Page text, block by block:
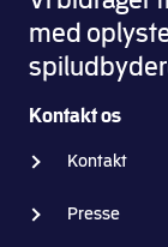
med
Kontakt os
Kontakt
Presse